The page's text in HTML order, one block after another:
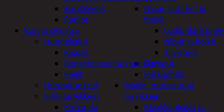
Nipat, liittimet ja
holkit
Nipat ja holkit
Tiivisteet
Pumput
Putkipihdit
Maalit, muuraus ja
tarvikkeet
Maalikaukalot ja -
Kuulokkeet
Radiot
Koti ja sisustus
Huonekalut
Kaapit
Kenkätelineet ja naulakot
Peilit
Huonetuoksut
Juhlatarvikkeet
Koristelu